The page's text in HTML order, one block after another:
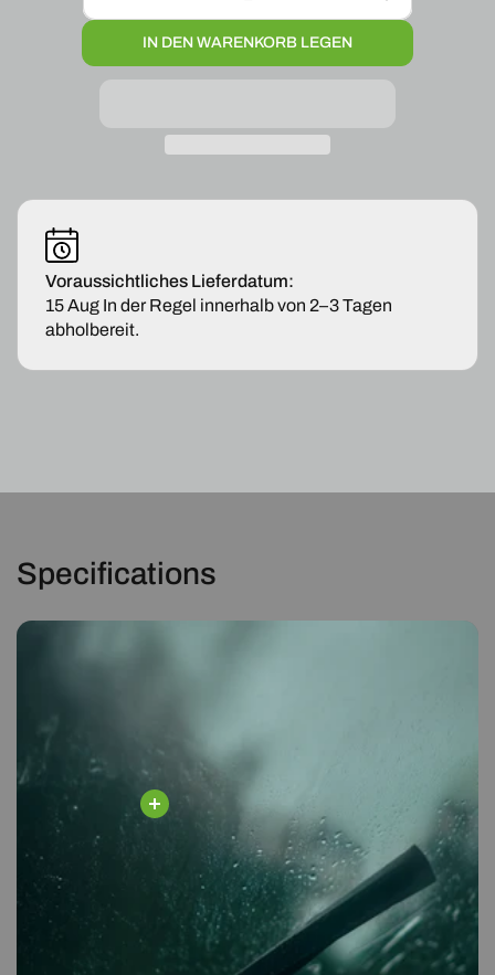
die
Menge
für
Gasfeder
Dämpfer
für
IV
6J5
6P1
Schrägheck
die
für
für
6P1
IN DEN WARENKORB LEGEN
Voraussichtliches Lieferdatum:
15 Aug In der Regel innerhalb von 2–3 Tagen
abholbereit.
Specifications